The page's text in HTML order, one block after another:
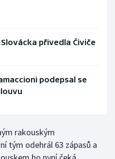
přivedla Čiviče
podepsal se
rakouským
tým odehrál 63 zápasů a